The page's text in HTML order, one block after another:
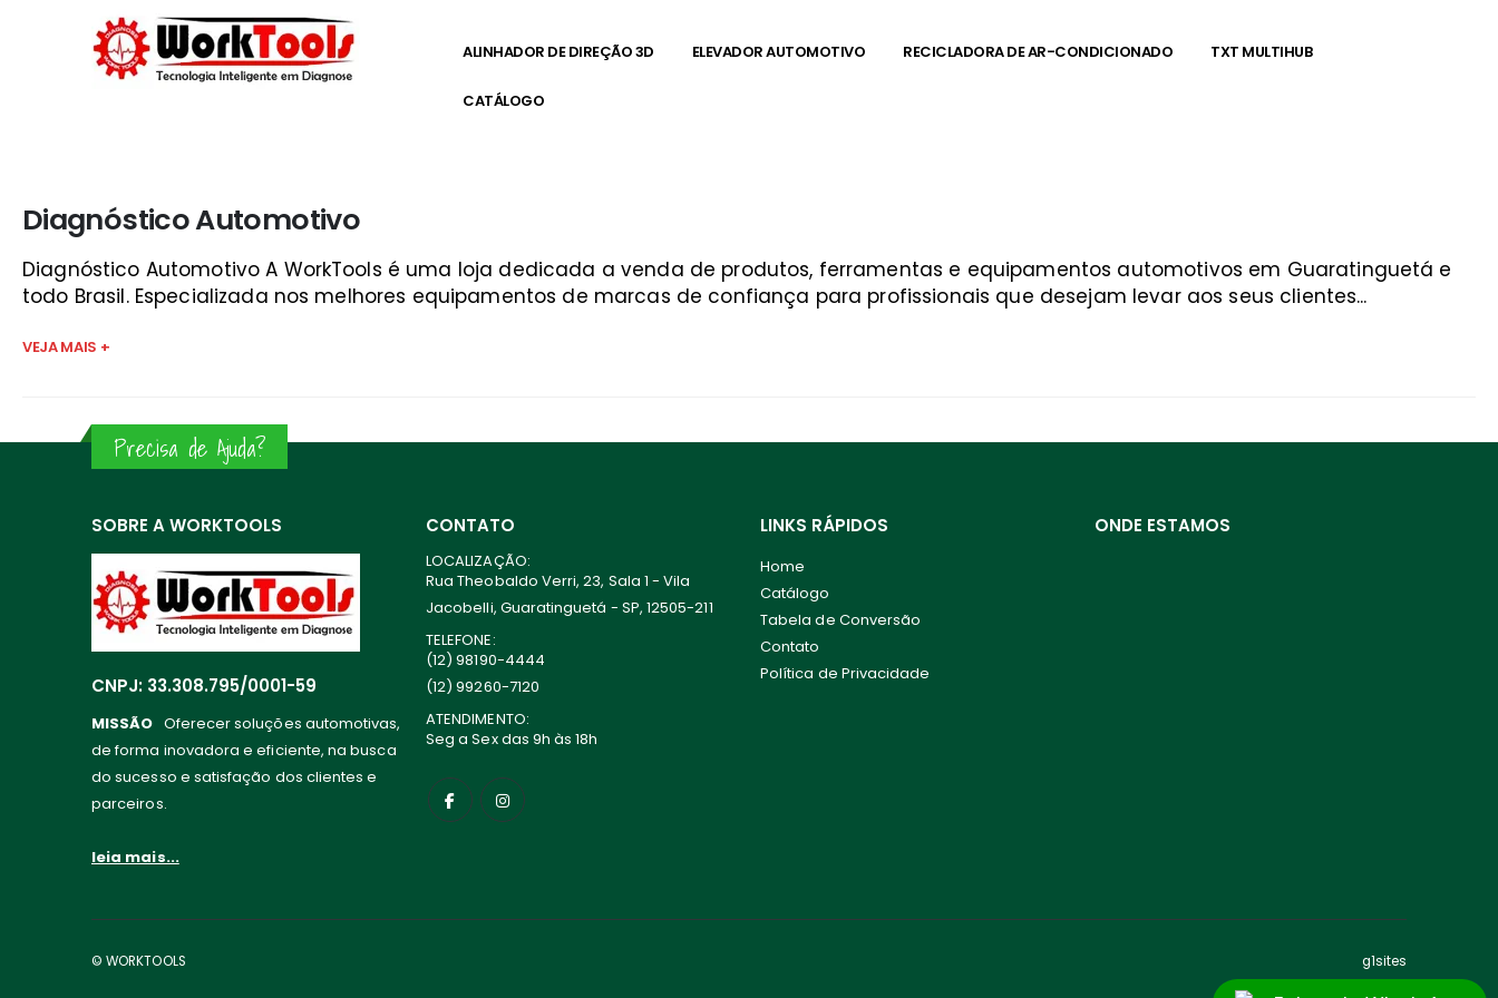
ALINHADOR DE DIREÇÃO 3D ELEVADOR AUTOMOTIVO RECICLADORA DE AR-CONDICIONADO TXT MULTIHUB
CATÁLOGO
Diagnóstico Automotivo
Diagnóstico Automotivo A WorkTools é uma loja dedicada a venda de produtos, ferramentas e equipamentos automotivos em Guaratinguetá e
todo Brasil. Especializada nos melhores equipamentos de marcas de confiança para profissionais que desejam levar aos seus clientes...
VEJA MAIS +
Precisa de Ajuda?
SOBRE A WORKTOOLS
CNPJ: 33.308.795/0001-59
MISSÃO Oferecer soluções automotivas,
de forma inovadora e eficiente, na busca
do sucesso e satisfação dos clientes e
parceiros.
leia mais...
CONTATO
LOCALIZAÇÃO:
Rua Theobaldo Verri, 23, Sala 1 - Vila
Jacobelli, Guaratinguetá - SP, 12505-211
TELEFONE:
(12) 98190-4444
(12) 99260-7120
ATENDIMENTO:
Seg a Sex das 9h às 18h
LINKS RÁPIDOS
Home
Catálogo
Tabela de Conversão
Contato
Política de Privacidade
ONDE ESTAMOS
© WORKTOOLS g1sites